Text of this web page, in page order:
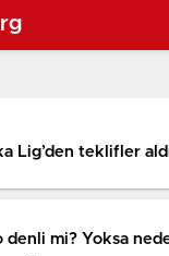
Lig’den teklifler
mi? Yoksa